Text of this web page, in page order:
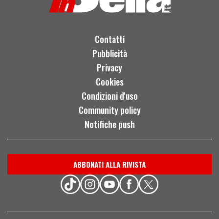
Contatti
Pubblicità
Privacy
Cookies
Condizioni d'uso
Community policy
Notifiche push
ABBONATI ALLA RIVISTA